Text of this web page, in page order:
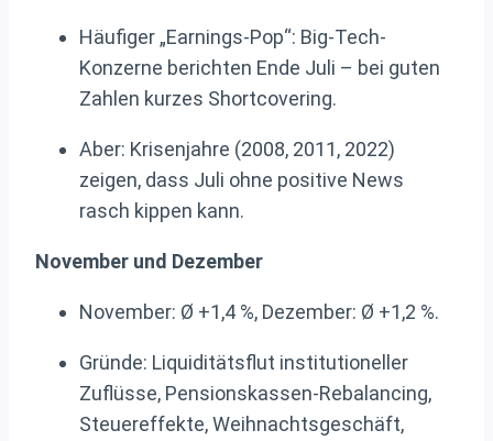
Häufiger „Earnings-Pop“: Big-Tech-
Konzerne berichten Ende Juli – bei guten
Zahlen kurzes Shortcovering.
Aber: Krisenjahre (2008, 2011, 2022)
zeigen, dass Juli ohne positive News
rasch kippen kann.
November und Dezember
November: Ø +1,4 %, Dezember: Ø +1,2 %.
Gründe: Liquiditätsflut institutioneller
Zuflüsse, Pensionskassen-Rebalancing,
Steuereffekte, Weihnachtsgeschäft,